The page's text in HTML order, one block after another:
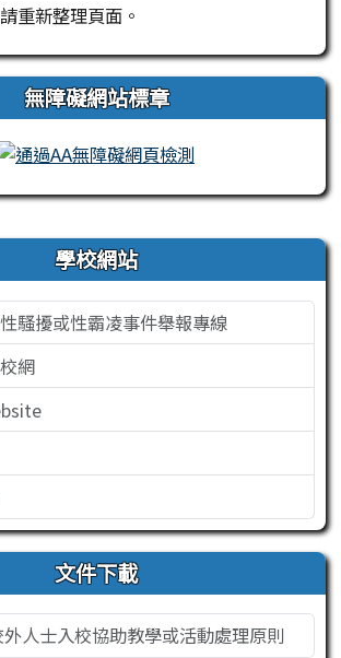
重新整理頁面。
無障礙網站標章
學校網站
騷擾或性霸凌事件舉報專線
網
文件下載
人士入校協助教學或活動處理原則